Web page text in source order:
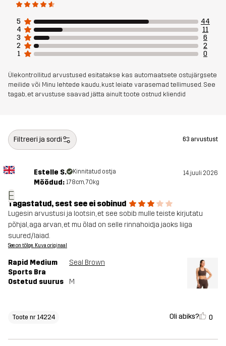
Disaini
sihtrühm
JOOKSMISEKS JA TREENIMISEKS
Artikli number 14224_2380
5
44
4
11
3
6
2
2
1
0
Ülekontrollitud arvustused esitatakse kas automaatsete ostujärgsete
meilide või Minu lehtede kaudu, kust leiate varasemad tellimused. See
tagab, et arvustuse saavad jätta ainult toote ostnud kliendid
Filtreeri ja sordi 63 arvustust
E
Estelle S. Kinnitatud ostja 14. juuli 2026
Mõõdud: 178cm, 70kg
Tagastatud, sest see ei sobinud
Lugesin arvustusi ja lootsin, et see sobib mulle teiste kirjutatu
põhjal, aga arvan, et mu õlad on selle rinnahoidja jaoks liiga
suured/laiad.
See on tõlge. Kuva originaal
Rapid Medium
Sports Bra
Seal Brown
Ostetud suurus M
Toote nr 14224 Oli abiks? 0